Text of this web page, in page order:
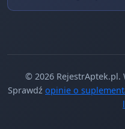
© 2026 RejestrAptek.pl.
Sprawdź opinie o